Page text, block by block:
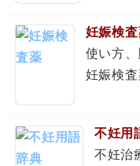
妊娠検
使い方
妊娠検
不妊用
不妊治